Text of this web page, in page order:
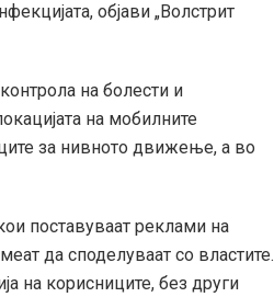
објави „Волстрит
на болести и
на мобилните
за нивното движење, а во
поставуваат реклами на
да споделуваат со властите.
на корисниците, без други